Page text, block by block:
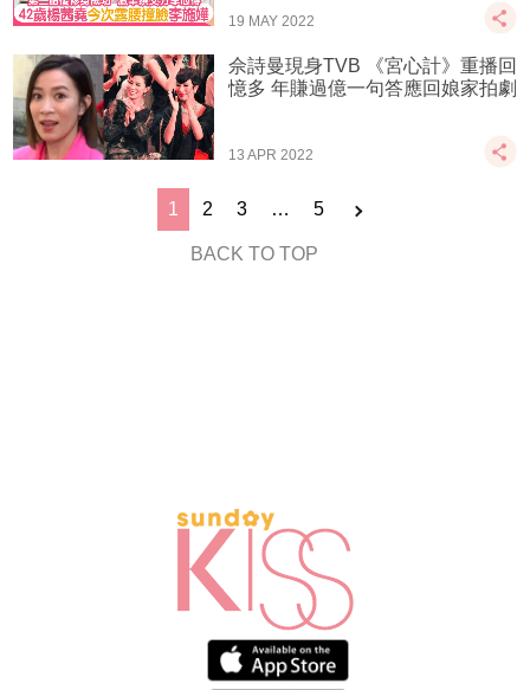
19 MAY 2022
佘詩曼現身TVB 《宮心計》重播回
憶多 年賺過億一句答應回娘家拍劇
13 APR 2022
1 2 3 … 5
BACK TO TOP